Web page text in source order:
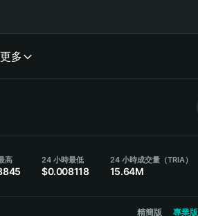
更多
高 24 小時最低
$0.008118
24 小時成交量（TRIA）
15.64M
精簡版 專業版